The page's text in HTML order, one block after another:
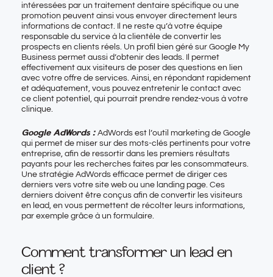
intéressées par un traitement dentaire spécifique ou une
promotion peuvent ainsi vous envoyer directement leurs
informations de contact. Il ne reste qu’à votre équipe
responsable du service à la clientèle de convertir les
prospects en clients réels. Un profil bien géré sur Google My
Business permet aussi d’obtenir des leads. Il permet
effectivement aux visiteurs de poser des questions en lien
avec votre offre de services. Ainsi, en répondant rapidement
et adéquatement, vous pouvez entretenir le contact avec
ce client potentiel, qui pourrait prendre rendez-vous à votre
clinique.
Google AdWords : AdWords est l’outil marketing de Google
qui permet de miser sur des mots-clés pertinents pour votre
entreprise, afin de ressortir dans les premiers résultats
payants pour les recherches faites par les consommateurs.
Une stratégie AdWords efficace permet de diriger ces
derniers vers votre site web ou une landing page. Ces
derniers doivent être conçus afin de convertir les visiteurs
en lead, en vous permettent de récolter leurs informations,
par exemple grâce à un formulaire.
Comment transformer un lead en
client ?